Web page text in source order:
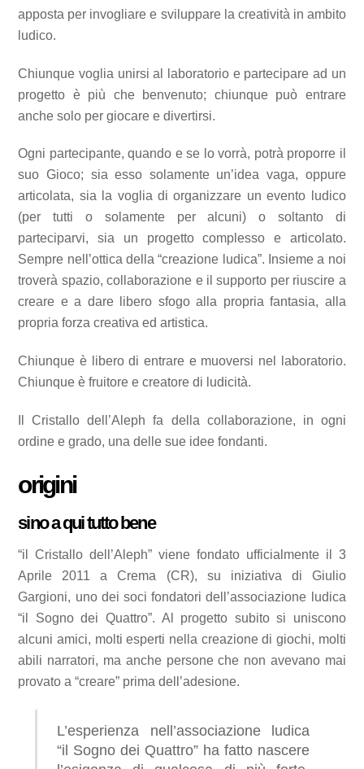
apposta per invogliare e sviluppare la creatività in ambito
ludico.
Chiunque voglia unirsi al laboratorio e partecipare ad un
progetto è più che benvenuto; chiunque può entrare
anche solo per giocare e divertirsi.
Ogni partecipante, quando e se lo vorrà, potrà proporre il
suo Gioco; sia esso solamente un’idea vaga, oppure
articolata, sia la voglia di organizzare un evento ludico
(per tutti o solamente per alcuni) o soltanto di
parteciparvi, sia un progetto complesso e articolato.
Sempre nell’ottica della “creazione ludica”. Insieme a noi
troverà spazio, collaborazione e il supporto per riuscire a
creare e a dare libero sfogo alla propria fantasia, alla
propria forza creativa ed artistica.
Chiunque è libero di entrare e muoversi nel laboratorio.
Chiunque è fruitore e creatore di ludicità.
Il Cristallo dell’Aleph fa della collaborazione, in ogni
ordine e grado, una delle sue idee fondanti.
origini
sino a qui tutto bene
“il Cristallo dell’Aleph” viene fondato ufficialmente il 3
Aprile 2011 a Crema (CR), su iniziativa di Giulio
Gargioni, uno dei soci fondatori dell’associazione ludica
“il Sogno dei Quattro”. Al progetto subito si uniscono
alcuni amici, molti esperti nella creazione di giochi, molti
abili narratori, ma anche persone che non avevano mai
provato a “creare” prima dell’adesione.
L’esperienza nell’associazione ludica
“il Sogno dei Quattro” ha fatto nascere